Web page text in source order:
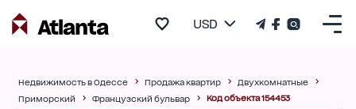
USD
Недвижимость в Одессе Продажа квартир
Двухкомнатные
Приморский
Французский бульвар Код объекта 154453